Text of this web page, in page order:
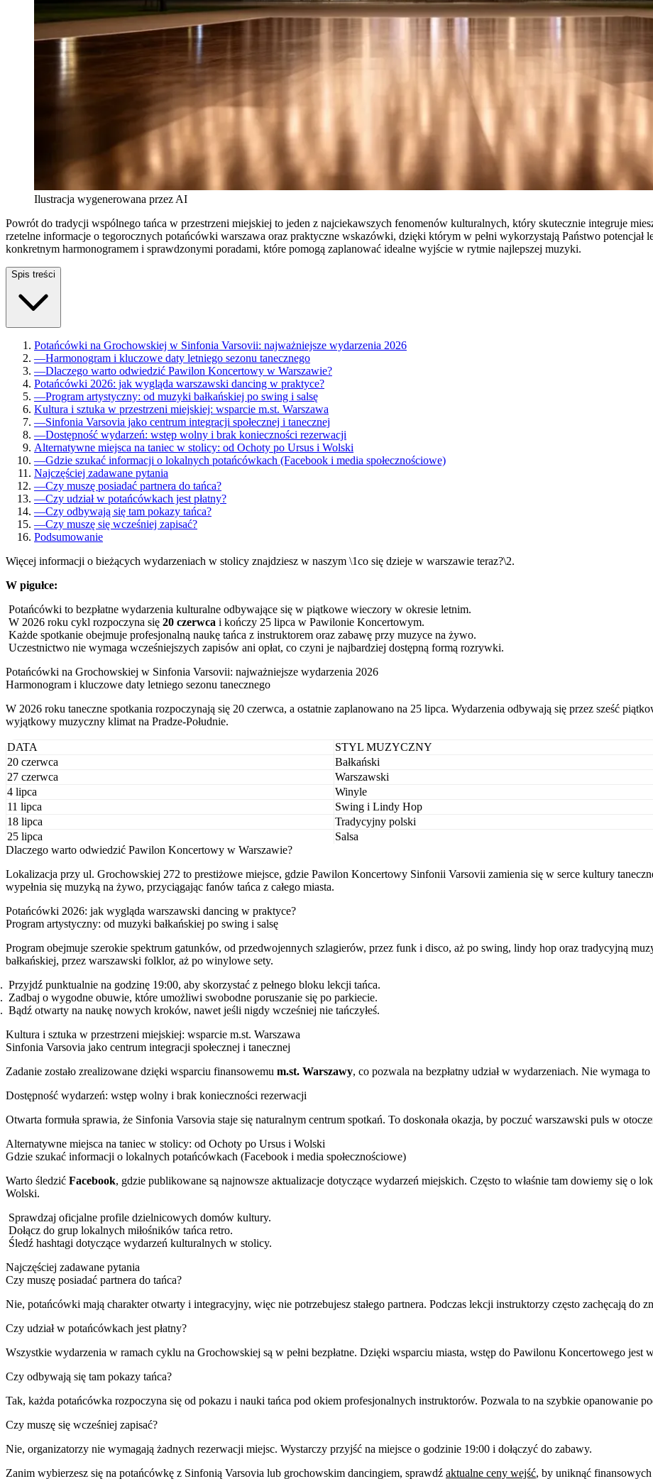
Ilustracja wygenerowana przez AI
Powrót do tradycji wspólnego tańca w przestrzeni miejskiej to jeden z najciekawszych fenomenów kulturalnych, który skutecznie integruje
rzetelne informacje o tegorocznych potańcówki warszawa oraz praktyczne wskazówki, dzięki którym w pełni wykorzystają Państwo potencjał
konkretnym harmonogramem i sprawdzonymi poradami, które pomogą zaplanować idealne wyjście w rytmie najlepszej muzyki.
Spis treści
Potańcówki na Grochowskiej w Sinfonia Varsovii: najważniejsze wydarzenia 2026
—Harmonogram i kluczowe daty letniego sezonu tanecznego
—Dlaczego warto odwiedzić Pawilon Koncertowy w Warszawie?
Potańcówki 2026: jak wygląda warszawski dancing w praktyce?
—Program artystyczny: od muzyki bałkańskiej po swing i salsę
Kultura i sztuka w przestrzeni miejskiej: wsparcie m.st. Warszawa
—Sinfonia Varsovia jako centrum integracji społecznej i tanecznej
—Dostępność wydarzeń: wstęp wolny i brak konieczności rezerwacji
Alternatywne miejsca na taniec w stolicy: od Ochoty po Ursus i Wolski
—Gdzie szukać informacji o lokalnych potańcówkach (Facebook i media społecznościowe)
Najczęściej zadawane pytania
—Czy muszę posiadać partnera do tańca?
—Czy udział w potańcówkach jest płatny?
—Czy odbywają się tam pokazy tańca?
—Czy muszę się wcześniej zapisać?
Podsumowanie
Więcej informacji o bieżących wydarzeniach w stolicy znajdziesz w naszym \1co się dzieje w warszawie teraz?\2.
W pigułce:
Potańcówki to bezpłatne wydarzenia kulturalne odbywające się w piątkowe wieczory w okresie letnim.
W 2026 roku cykl rozpoczyna się 20 czerwca i kończy 25 lipca w Pawilonie Koncertowym.
Każde spotkanie obejmuje profesjonalną naukę tańca z instruktorem oraz zabawę przy muzyce na żywo.
Uczestnictwo nie wymaga wcześniejszych zapisów ani opłat, co czyni je najbardziej dostępną formą rozrywki.
Potańcówki na Grochowskiej w Sinfonia Varsovii: najważniejsze wydarzenia 2026
Harmonogram i kluczowe daty letniego sezonu tanecznego
W 2026 roku taneczne spotkania rozpoczynają się 20 czerwca, a ostatnie zaplanowano na 25 lipca. Wydarzenia odbywają się przez sześć
wyjątkowy muzyczny klimat na Pradze-Południe.
DATA
STYL MUZYCZNY
20 czerwca
Bałkański
27 czerwca
Warszawski
4 lipca
Winyle
11 lipca
Swing i Lindy Hop
18 lipca
Tradycyjny polski
25 lipca
Salsa
Dlaczego warto odwiedzić Pawilon Koncertowy w Warszawie?
Lokalizacja przy ul. Grochowskiej 272 to prestiżowe miejsce, gdzie Pawilon Koncertowy Sinfonii Varsovii zamienia się w serce kultury
wypełnia się muzyką na żywo, przyciągając fanów tańca z całego miasta.
Potańcówki 2026: jak wygląda warszawski dancing w praktyce?
Program artystyczny: od muzyki bałkańskiej po swing i salsę
Program obejmuje szerokie spektrum gatunków, od przedwojennych szlagierów, przez funk i disco, aż po swing, lindy hop oraz tradycyjną
bałkańskiej, przez warszawski folklor, aż po winylowe sety.
Przyjdź punktualnie na godzinę 19:00, aby skorzystać z pełnego bloku lekcji tańca.
Zadbaj o wygodne obuwie, które umożliwi swobodne poruszanie się po parkiecie.
Bądź otwarty na naukę nowych kroków, nawet jeśli nigdy wcześniej nie tańczyłeś.
Kultura i sztuka w przestrzeni miejskiej: wsparcie m.st. Warszawa
Sinfonia Varsovia jako centrum integracji społecznej i tanecznej
Zadanie zostało zrealizowane dzięki wsparciu finansowemu m.st. Warszawy, co pozwala na bezpłatny udział w wydarzeniach. Nie wymaga
Dostępność wydarzeń: wstęp wolny i brak konieczności rezerwacji
Otwarta formuła sprawia, że Sinfonia Varsovia staje się naturalnym centrum spotkań. To doskonała okazja, by poczuć warszawski puls w
Alternatywne miejsca na taniec w stolicy: od Ochoty po Ursus i Wolski
Gdzie szukać informacji o lokalnych potańcówkach (Facebook i media społecznościowe)
Warto śledzić Facebook, gdzie publikowane są najnowsze aktualizacje dotyczące wydarzeń miejskich. Często to właśnie tam dowiemy się o
Wolski.
Sprawdzaj oficjalne profile dzielnicowych domów kultury.
Dołącz do grup lokalnych miłośników tańca retro.
Śledź hashtagi dotyczące wydarzeń kulturalnych w stolicy.
Najczęściej zadawane pytania
Czy muszę posiadać partnera do tańca?
Nie, potańcówki mają charakter otwarty i integracyjny, więc nie potrzebujesz stałego partnera. Podczas lekcji instruktorzy często zachęcają do
Czy udział w potańcówkach jest płatny?
Wszystkie wydarzenia w ramach cyklu na Grochowskiej są w pełni bezpłatne. Dzięki wsparciu miasta, wstęp do Pawilonu Koncertowego jest
Czy odbywają się tam pokazy tańca?
Tak, każda potańcówka rozpoczyna się od pokazu i nauki tańca pod okiem profesjonalnych instruktorów. Pozwala to na szybkie opanowanie
Czy muszę się wcześniej zapisać?
Nie, organizatorzy nie wymagają żadnych rezerwacji miejsc. Wystarczy przyjść na miejsce o godzinie 19:00 i dołączyć do zabawy.
Zanim wybierzesz się na potańcówkę z Sinfonią Varsovia lub grochowskim dancingiem, sprawdź aktualne ceny wejść, by uniknąć